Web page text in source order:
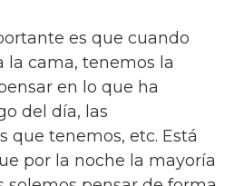
es que cuando
la cama, tenemos la
en lo que ha
del día, las
que tenemos, etc. Está
por la noche la mayoría